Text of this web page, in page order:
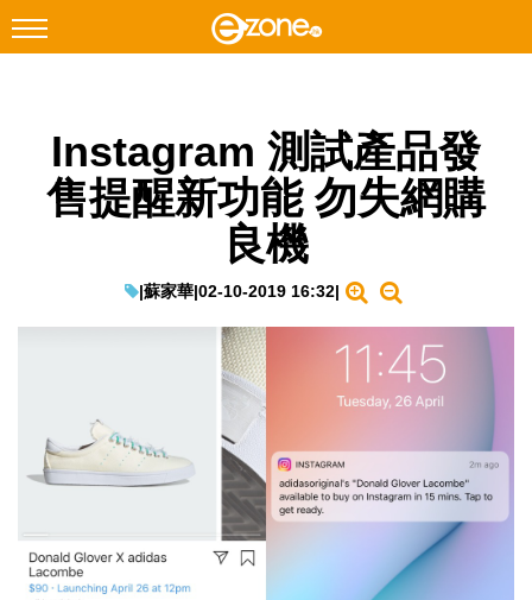
Facebook Instagram
科技焦點
教學評測
生成式AI與雲端應用
Enterprise Digital Transformation
特集
Instagram 測試產品發
售提醒新功能 勿失網購
良機
|蘇家華|02-10-2019 16:32|